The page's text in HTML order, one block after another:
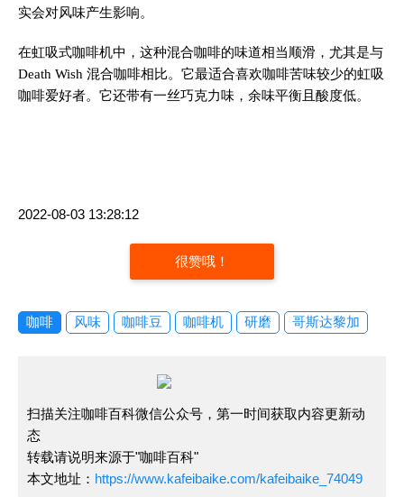
实会对风味产生影响。
在虹吸式咖啡机中，这种混合咖啡的味道相当顺滑，尤其是与
Death Wish 混合咖啡相比。它最适合喜欢咖啡苦味较少的虹吸
咖啡爱好者。它还带有一丝巧克力味，余味平衡且酸度低。
2022-08-03 13:28:12
很赞哦！
咖啡 风味 咖啡豆 咖啡机 研磨 哥斯达黎加
扫描关注咖啡百科微信公众号，第一时间获取内容更新动
态
转载请说明来源于"咖啡百科"
本文地址： https://www.kafeibaike.com/kafeibaike_74049